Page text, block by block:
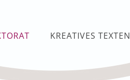
KREATIVES TEXTEN